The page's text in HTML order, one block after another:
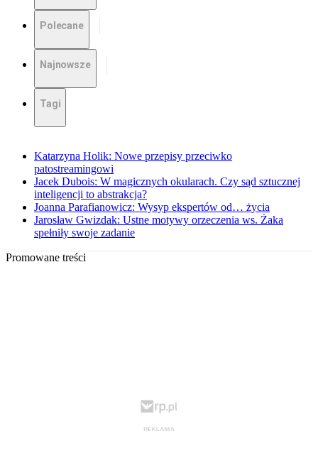
Polecane
Najnowsze
Tagi
Katarzyna Holik: Nowe przepisy przeciwko
patostreamingowi
Jacek Dubois: W magicznych okularach. Czy sąd sztucznej
inteligencji to abstrakcja?
Joanna Parafianowicz: Wysyp ekspertów od… życia
Jarosław Gwizdak: Ustne motywy orzeczenia ws. Żaka
spełniły swoje zadanie
Promowane treści